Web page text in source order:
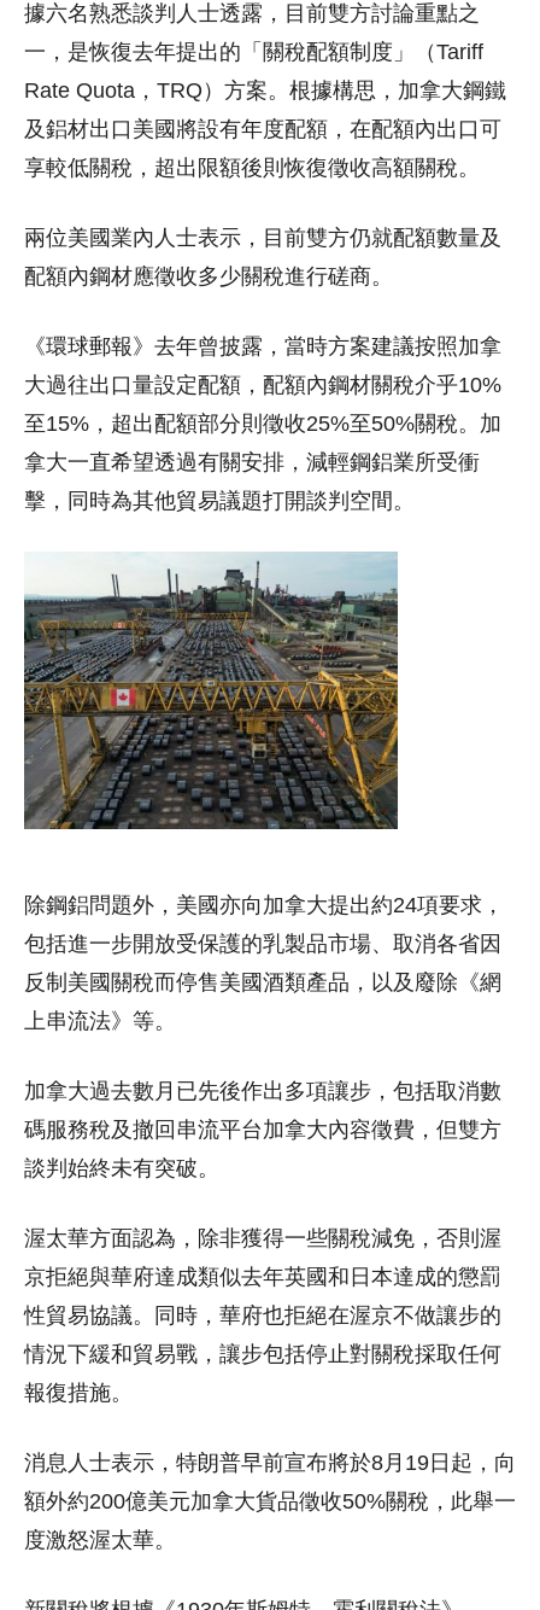
據六名熟悉談判人士透露，目前雙方討論重點之
一，是恢復去年提出的「關稅配額制度」（Tariff
Rate Quota，TRQ）方案。根據構思，加拿大鋼鐵
及鋁材出口美國將設有年度配額，在配額內出口可
享較低關稅，超出限額後則恢復徵收高額關稅。
兩位美國業內人士表示，目前雙方仍就配額數量及
配額內鋼材應徵收多少關稅進行磋商。
《環球郵報》去年曾披露，當時方案建議按照加拿
大過往出口量設定配額，配額內鋼材關稅介乎10%
至15%，超出配額部分則徵收25%至50%關稅。加
拿大一直希望透過有關安排，減輕鋼鋁業所受衝
擊，同時為其他貿易議題打開談判空間。
除鋼鋁問題外，美國亦向加拿大提出約24項要求，
包括進一步開放受保護的乳製品市場、取消各省因
反制美國關稅而停售美國酒類產品，以及廢除《網
上串流法》等。
加拿大過去數月已先後作出多項讓步，包括取消數
碼服務稅及撤回串流平台加拿大內容徵費，但雙方
談判始終未有突破。
渥太華方面認為，除非獲得一些關稅減免，否則渥
京拒絕與華府達成類似去年英國和日本達成的懲罰
性貿易協議。同時，華府也拒絕在渥京不做讓步的
情況下緩和貿易戰，讓步包括停止對關稅採取任何
報復措施。
消息人士表示，特朗普早前宣布將於8月19日起，向
額外約200億美元加拿大貨品徵收50%關稅，此舉一
度激怒渥太華。